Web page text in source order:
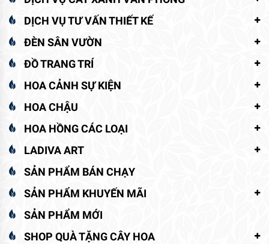
DỊCH VỤ TƯ VẤN THIẾT KẾ
ĐÈN SÂN VƯỜN
ĐỒ TRANG TRÍ
HOA CẢNH SỰ KIỆN
HOA CHẬU
HOA HỒNG CÁC LOẠI
LADIVA ART
SẢN PHẨM BÁN CHẠY
SẢN PHẨM KHUYẾN MÃI
SẢN PHẨM MỚI
SHOP QUÀ TẶNG CÂY HOA